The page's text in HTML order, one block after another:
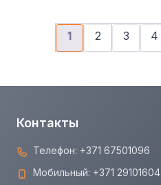
1 2 3 4
Контакты
Телефон: +371 67501096
Мобильный: +371 29101604